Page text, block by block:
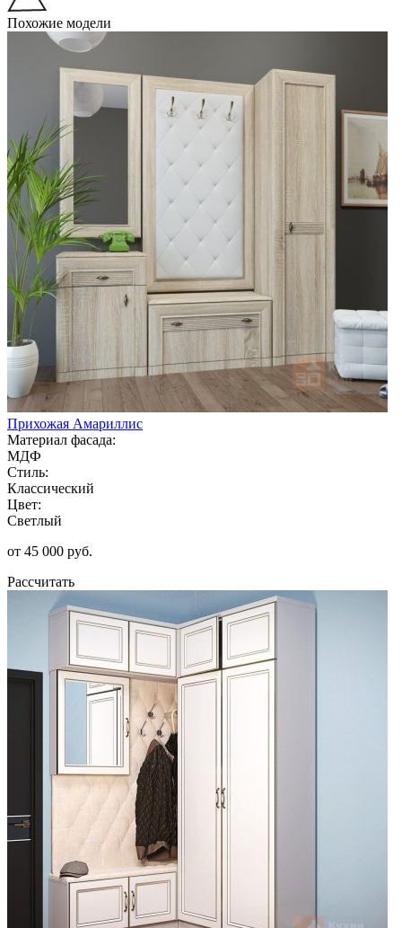
Похожие модели
Прихожая Амариллис
Материал фасада:
МДФ
Стиль:
Классический
Цвет:
Светлый
от 45 000 руб.
Рассчитать